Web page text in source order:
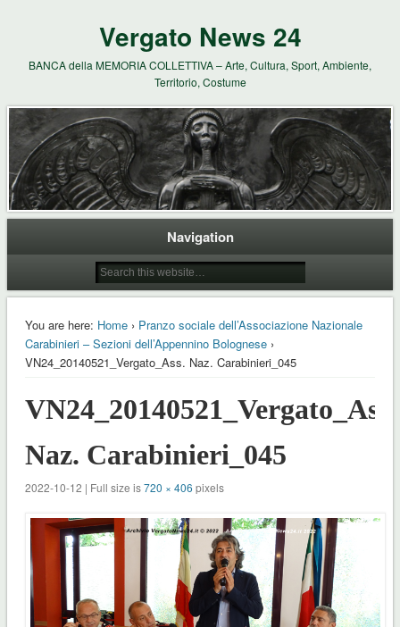
Vergato News 24
BANCA della MEMORIA COLLETTIVA – Arte, Cultura, Sport, Ambiente,
Territorio, Costume
Navigation
You are here: Home› Pranzo sociale dell’Associazione Nazionale
Carabinieri – Sezioni dell’Appennino Bolognese›
VN24_20140521_Vergato_Ass. Naz. Carabinieri_045
VN24_20140521_Vergato_Ass.
Naz. Carabinieri_045
2022-10-12 | Full size is720 × 406 pixels